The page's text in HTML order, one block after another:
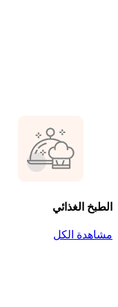
الطبخ الغذائي
مشاهدة الكل